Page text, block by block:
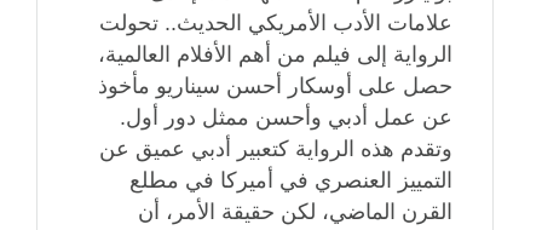
علامات الأدب الأمريكي الحديث.. تحولت
الرواية إلى فيلم من أهم الأفلام العالمية،
حصل على أوسكار أحسن سيناريو مأخوذ
عن عمل أدبي وأحسن ممثل دور أول.
وتقدم هذه الرواية كتعبير أدبي عميق عن
التمييز العنصري في أميركا في مطلع
القرن الماضي، لكن حقيقة الأمر، أن